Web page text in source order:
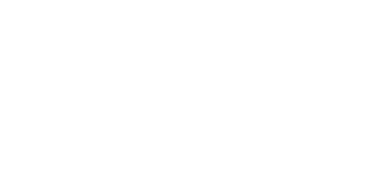
因此该选考科目组合不能报考以上专业类。